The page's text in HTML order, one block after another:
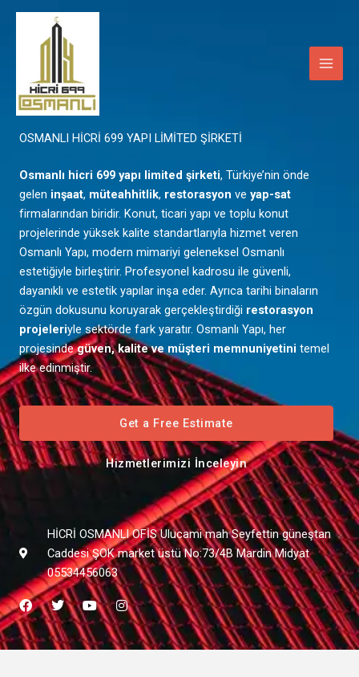
İçeriğe
Mardin
OSMANLI HİCRİ 699 YAPI LİMİTED ŞİRKETİ
Osmanlı hicri 699 yapı limited şirketi, Türkiye’nin önde
gelen inşaat, müteahhitlik, restorasyon ve yap-sat
firmalarından biridir. Konut, ticari yapı ve toplu konut
projelerinde yüksek kalite standartlarıyla hizmet veren
Osmanlı Yapı, modern mimariyi geleneksel Osmanlı
estetiğiyle birleştirir. Profesyonel kadrosu ile güvenli,
dayanıklı ve estetik yapılar inşa eder. Ayrıca tarihi binaların
özgün dokusunu koruyarak gerçekleştirdiği restorasyon
projeleriyle sektörde fark yaratır. Osmanlı Yapı, her
projesindegüven, kalite ve müşteri memnuniyetini temel
ilke edinmiştir.
Get a Free Estimate
Hizmetlerimizi İnceleyin
HİCRİ OSMANLI OFİS Ulucami mah Seyfettin güneştan
Caddesi ŞOK market üstü No:73/4B Mardin Midyat
05534456063
F
a
c
e
b
T
w
i
t
t
Y
o
u
t
u
I
n
s
t
a